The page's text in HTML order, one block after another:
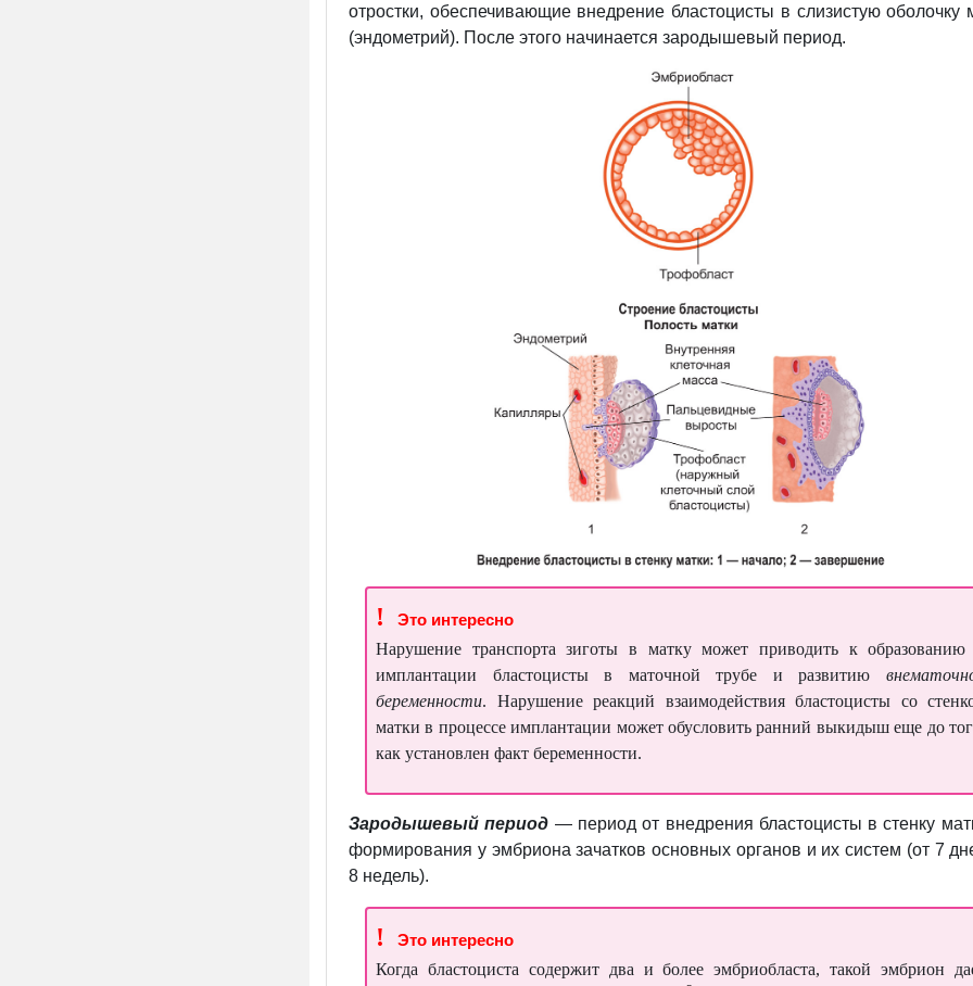
отростки, обеспечивающие внедрение бластоцисты в слизистую оболочку
(эндометрий). После этого начинается зародышевый период.
!
Это интересно
Нарушение транспорта зиготы в матку может приводить к
имплантации бластоцисты в маточной трубе и развитию
беременности. Нарушение реакций взаимодействия бластоцисты со
матки в процессе имплантации может обусловить ранний выкидыш еще до
как установлен факт беременности.
Зародышевый период — период от внедрения бластоцисты в стенку
формирования у эмбриона зачатков основных органов и их систем (от 7
8 недель).
!
Это интересно
Когда бластоциста содержит два и более эмбриобласта, такой эмбрион